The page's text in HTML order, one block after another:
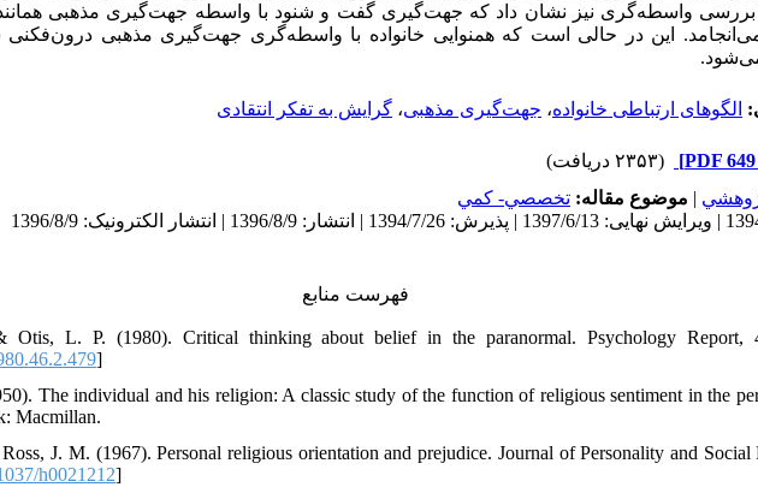
بررسی واسطهگری نیز نشان داد که جهت‌گیری گفت و شنود با واسطه جهتگیری مذهبی
این در حالی است که همنوایی خانواده با واسطهگری جهتگیری مذهبی درونفکنی
شود.
الگوهای ارتباطی خانواده، جهت‌گیری مذهبی، گرایش به تفکر انتقادی
(۲۳۵۳ دریافت)
| موضوع مقاله: تخصصي- كمي
فهرست منابع
L. P. (1980). Critical thinking about belief in the paranormal. Psychology Report,
]
The individual and his religion: A classic study of the function of religious sentiment in the
Macmillan.
J. M. (1967). Personal religious orientation and prejudice. Journal of Personality and Social
h0021212]